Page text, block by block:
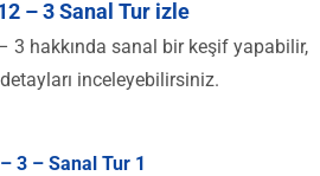
– 3 Sanal Tur izle
3 hakkında sanal bir keşif yapabilir,
inceleyebilirsiniz.
3 – Sanal Tur 1